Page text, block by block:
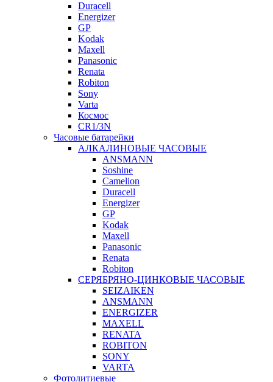
Duracell
Energizer
GP
Kodak
Maxell
Panasonic
Renata
Robiton
Sony
Varta
Космос
CR1/3N
Часовые батарейки
АЛКАЛИНОВЫЕ ЧАСОВЫЕ
ANSMANN
Soshine
Camelion
Duracell
Energizer
GP
Kodak
Maxell
Panasonic
Renata
Robiton
СЕРЯБРЯНО-ЦИНКОВЫЕ ЧАСОВЫЕ
SEIZAIKEN
ANSMANN
ENERGIZER
MAXELL
RENATA
ROBITON
SONY
VARTA
Фотолитиевые